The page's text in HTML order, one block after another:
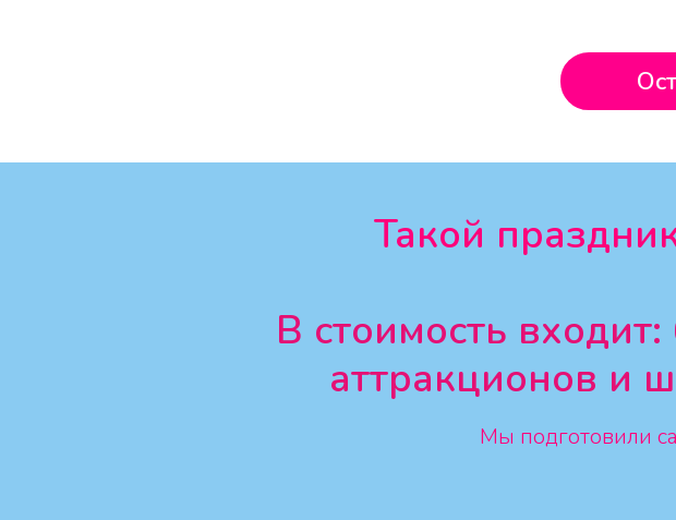
Такой
В стоимость
аттракционов и
Мы подготовили